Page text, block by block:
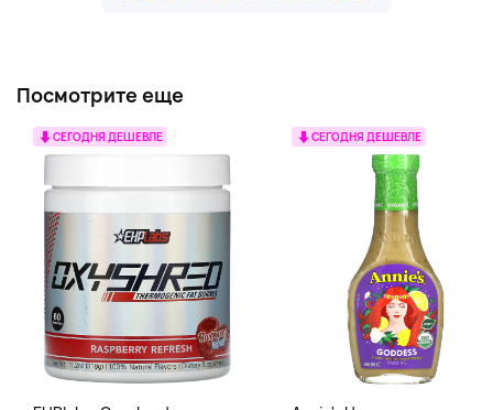
Посмотрите еще
СЕГОДНЯ ДЕШЕВЛЕ СЕГОДНЯ ДЕШЕВЛЕ